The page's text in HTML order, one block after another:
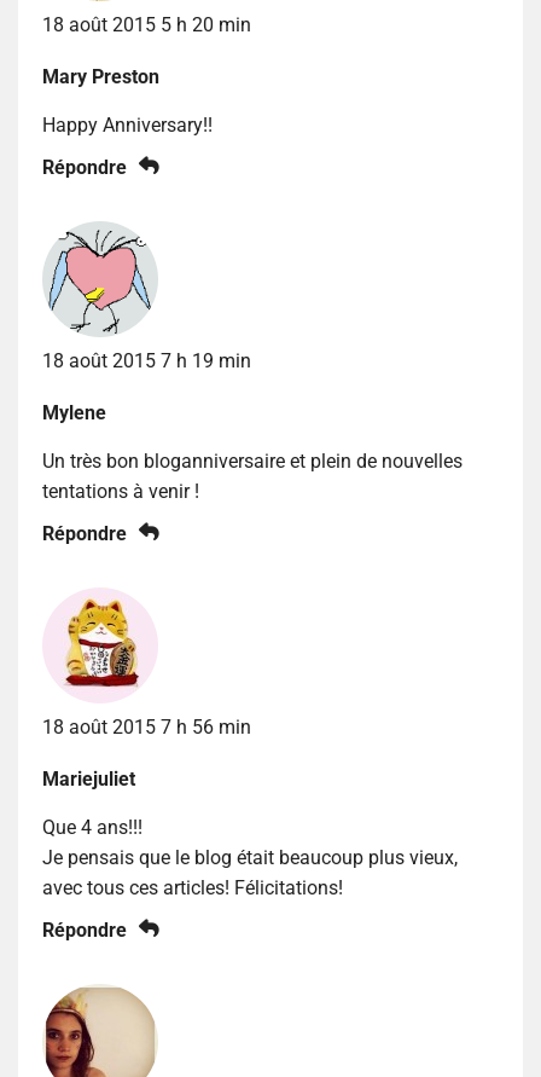
18 août 2015 5 h 20 min
Mary Preston
Happy Anniversary!!
Répondre
18 août 2015 7 h 19 min
Mylene
Un très bon bloganniversaire et plein de nouvelles
tentations à venir !
Répondre
18 août 2015 7 h 56 min
Mariejuliet
Que 4 ans!!!
Je pensais que le blog était beaucoup plus vieux,
avec tous ces articles! Félicitations!
Répondre